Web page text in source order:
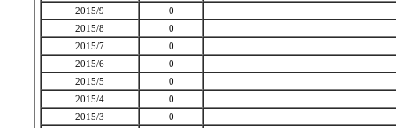
2015/9
0
2015/8
0
2015/7
0
2015/6
0
2015/5
0
2015/4
0
2015/3
0